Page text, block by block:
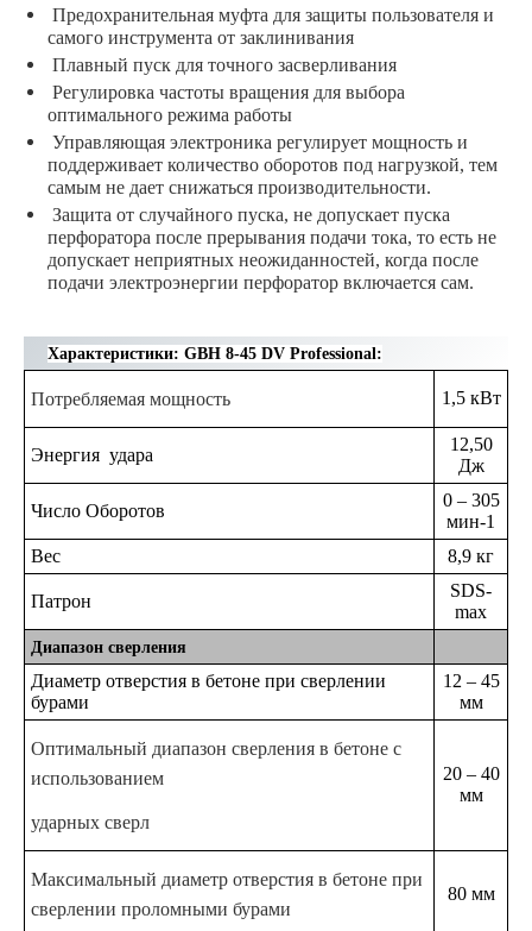
Предохранительная муфта для защиты пользователя и
самого инструмента от заклинивания
Плавный пуск для точного засверливания
Регулировка частоты вращения для выбора
оптимального режима работы
Управляющая электроника регулирует мощность и
поддерживает количество оборотов под нагрузкой, тем
самым не дает снижаться производительности.
Защита от случайного пуска, не допускает пуска
перфоратора после прерывания подачи тока, то есть не
допускает неприятных неожиданностей, когда после
подачи электроэнергии перфоратор включается сам.
Характеристики: GBH 8-45 DV Professional:
Потребляемая мощность 1,5 кВт
Энергия удара
12,50
Дж
Число Оборотов
0 – 305
мин-1
Вес
8,9 кг
Патрон
SDS-
max
Диапазон сверления
Диаметр отверстия в бетоне при сверлении
бурами
12 – 45
мм
Оптимальный диапазон сверления в бетоне с
использованием
ударных сверл
20 – 40
мм
Максимальный диаметр отверстия в бетоне при
сверлении проломными бурами
80 мм